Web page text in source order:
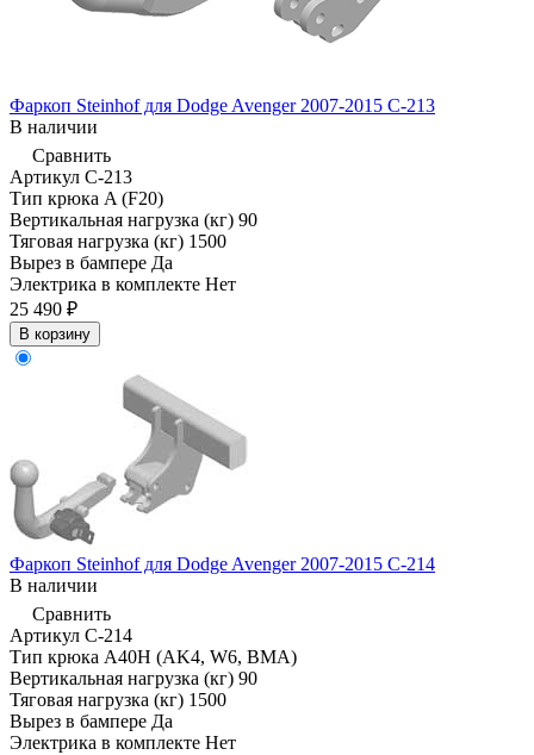
Фаркоп Steinhof для Dodge Avenger 2007-2015 C-213
В наличии
Сравнить
Артикул C-213
Тип крюка A (F20)
Вертикальная нагрузка (кг) 90
Тяговая нагрузка (кг) 1500
Вырез в бампере Да
Электрика в комплекте Нет
25 490 ₽
В корзину
Фаркоп Steinhof для Dodge Avenger 2007-2015 C-214
В наличии
Сравнить
Артикул C-214
Тип крюка А40H (AK4, W6, BMA)
Вертикальная нагрузка (кг) 90
Тяговая нагрузка (кг) 1500
Вырез в бампере Да
Электрика в комплекте Нет